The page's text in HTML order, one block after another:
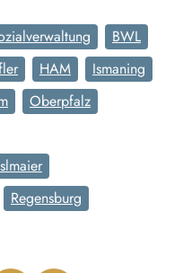
BWL
HAM
Ismaning
Oberpfalz
Regensburg